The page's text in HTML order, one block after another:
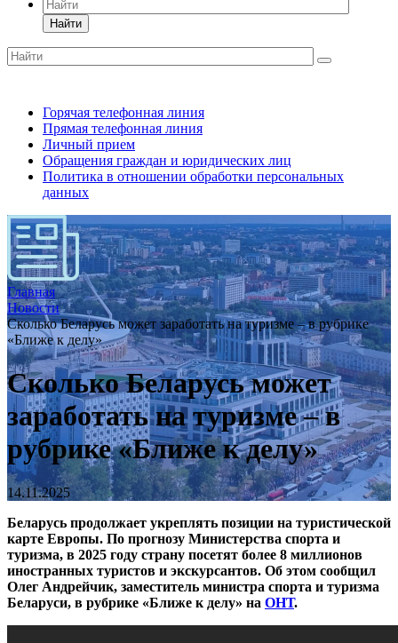
Найти
Горячая телефонная линия
Прямая телефонная линия
Личный прием
Обращения граждан и юридических лиц
Политика в отношении обработки персональных
данных
Главная
Новости
Сколько Беларусь может заработать на туризме – в рубрике
«Ближе к делу»
Сколько Беларусь может
заработать на туризме – в
рубрике «Ближе к делу»
14.11.2025
Беларусь продолжает укреплять позиции на туристической
карте Европы. По прогнозу Министерства спорта и
туризма, в 2025 году страну посетят более 8 миллионов
иностранных туристов и экскурсантов. Об этом сообщил
Олег Андрейчик, заместитель министра спорта и туризма
Беларуси, в рубрике «Ближе к делу» на ОНТ.